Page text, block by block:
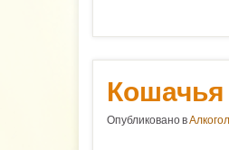
Кошачья
Опубликовано в